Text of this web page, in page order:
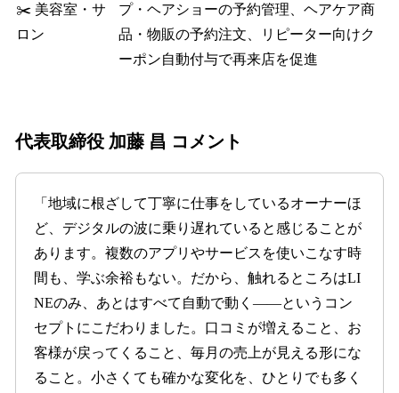
✂️ 美容室・サ
ロン
プ・ヘアショーの予約管理、ヘアケア商
品・物販の予約注文、リピーター向けク
ーポン自動付与で再来店を促進
代表取締役 加藤 昌 コメント
「地域に根ざして丁寧に仕事をしているオーナーほ
ど、デジタルの波に乗り遅れていると感じることが
あります。複数のアプリやサービスを使いこなす時
間も、学ぶ余裕もない。だから、触れるところはLI
NEのみ、あとはすべて自動で動く——というコン
セプトにこだわりました。口コミが増えること、お
客様が戻ってくること、毎月の売上が見える形にな
ること。小さくても確かな変化を、ひとりでも多く